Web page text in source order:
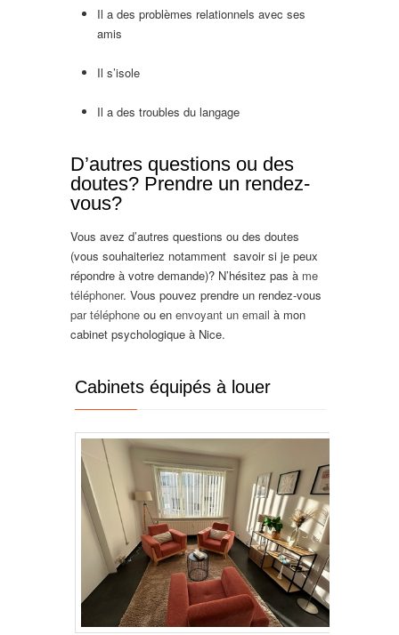
Il a des problèmes relationnels avec ses
amis
Il s’isole
Il a des troubles du langage
D’autres questions ou des
doutes? Prendre un rendez-
vous?
Vous avez d’autres questions ou des doutes
(vous souhaiteriez notamment savoir si je peux
répondre à votre demande)? N’hésitez pas à me
téléphoner. Vous pouvez prendre un rendez-vous
par téléphone ou en envoyant un email à mon
cabinet psychologique à Nice.
Cabinets équipés à louer